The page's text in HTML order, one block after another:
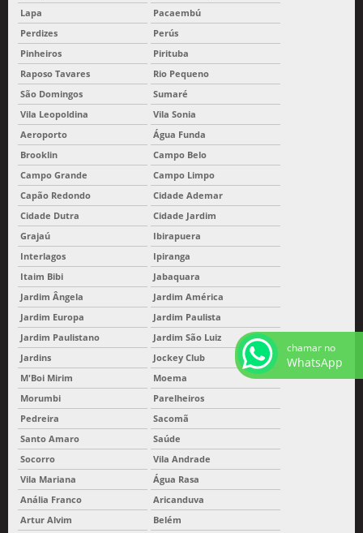
Lapa
Pacaembú
Perdizes
Perús
Pinheiros
Pirituba
Raposo Tavares
Rio Pequeno
São Domingos
Sumaré
Vila Leopoldina
Vila Sonia
Aeroporto
Água Funda
Brooklin
Campo Belo
Campo Grande
Campo Limpo
Capão Redondo
Cidade Ademar
Cidade Dutra
Cidade Jardim
Grajaú
Ibirapuera
Interlagos
Ipiranga
Itaim Bibi
Jabaquara
Jardim Ângela
Jardim América
Jardim Europa
Jardim Paulista
Jardim Paulistano
Jardim São Luiz
Jardins
Jockey Club
M'Boi Mirim
Moema
Morumbi
Parelheiros
Pedreira
Sacomã
Santo Amaro
Saúde
Socorro
Vila Andrade
Vila Mariana
Água Rasa
Anália Franco
Aricanduva
Artur Alvim
Belém
chamar no
WhatsApp